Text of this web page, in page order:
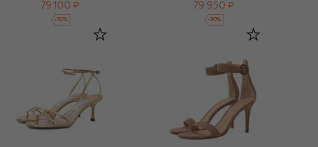
79 100 ₽
-30%
79 950 ₽
-30%